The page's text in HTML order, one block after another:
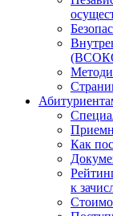
Как
к